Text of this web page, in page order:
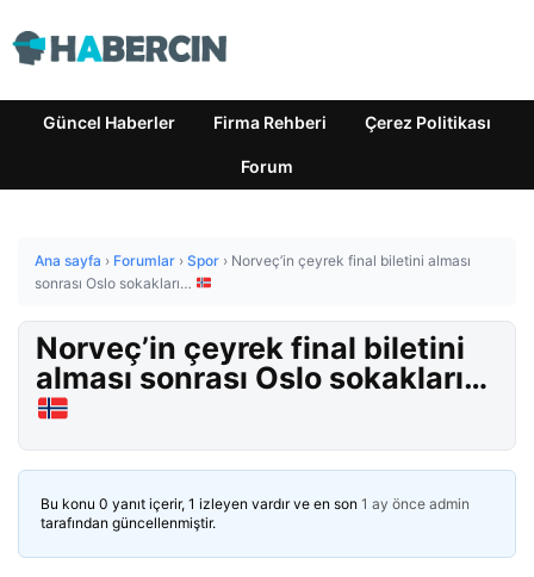
Güncel Haberler Firma Rehberi Çerez Politikası
Forum
Ana sayfa › Forumlar › Spor › Norveç’in çeyrek final biletini alması
sonrası Oslo sokakları…
Norveç’in çeyrek final biletini
alması sonrası Oslo sokakları…
Bu konu 0 yanıt içerir, 1 izleyen vardır ve en son 1 ay önce admin
tarafından güncellenmiştir.